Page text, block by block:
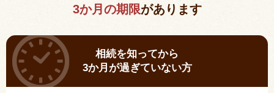
3か月の期限があります
相続を知ってから
3か月が過ぎていない方